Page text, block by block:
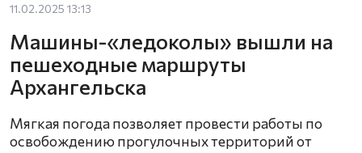
11.02.2025 13:13
Машины-«ледоколы» вышли на
пешеходные маршруты
Архангельска
Мягкая погода позволяет провести работы по
освобождению прогулочных территорий от